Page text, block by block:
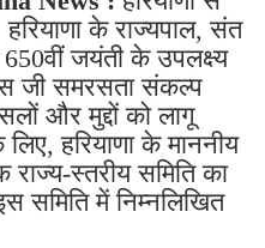
के राज्यपाल, संत
650वीं जयंती के उपलक्ष्य
जी समरसता संकल्प
और मुद्दों को लागू
हरियाणा के माननीय
राज्य-स्तरीय समिति का
समिति में निम्नलिखित